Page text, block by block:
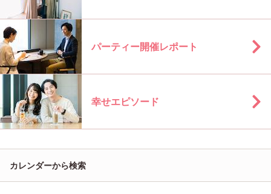
パーティー開催レポート
幸せエピソード
カレンダーから検索